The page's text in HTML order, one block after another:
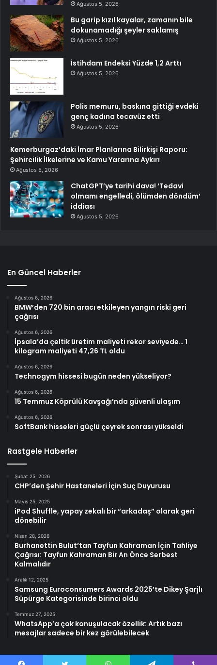
Ağustos 5, 2026
Bu garip kızıl kayalar, zamanın bile
dokunamadığı şeyler saklamış
Ağustos 5, 2026
İstihdam Endeksi Yüzde 1,2 Arttı
Ağustos 5, 2026
Polis memuru, baskına gittiği evdeki
genç kadına tecavüz etti
Ağustos 5, 2026
Kemerburgaz’daki İmar Planlarına Bilirkişi Raporu:
Şehircilik İlkelerine ve Kamu Yararına Aykırı
Ağustos 5, 2026
ChatGPT’ye tarihi dava! ‘Tedavi
olmamı engelledi, ölümden döndüm’
iddiası
Ağustos 5, 2026
En Güncel Haberler
Ağustos 6, 2026
BMW’den 720 bin aracı etkileyen yangın riski geri
çağrısı
Ağustos 6, 2026
İpsala’da çeltik üretim maliyeti rekor seviyede… 1
kilogram maliyeti 47,26 TL oldu
Ağustos 6, 2026
Technogym hissesi bugün neden yükseliyor?
Ağustos 6, 2026
15 Temmuz Köprülü Kavşağı’nda güvenli ulaşım
Ağustos 6, 2026
SoftBank hisseleri güçlü çeyrek sonrası yükseldi
Rastgele Haberler
Şubat 25, 2026
CHP’den Şehir Hastaneleri İçin Suç Duyurusu
Mayıs 25, 2025
iPod Shuffle, yapay zekalı bir “arkadaş” olarak geri
dönebilir
Nisan 28, 2026
Burhanettin Bulut’tan Tayfun Kahraman İçin Tahliye
Çağrısı: Tayfun Kahraman Bir An Önce Serbest
Kalmalıdır
Aralık 12, 2025
Samsung Euroconsumers Awards 2025’te Dikey Şarjlı
Süpürge Kategorisinde birinci oldu
Temmuz 27, 2025
WhatsApp’a çok konuşulacak özellik: Artık bazı
mesajlar sadece bir kez görülebilecek